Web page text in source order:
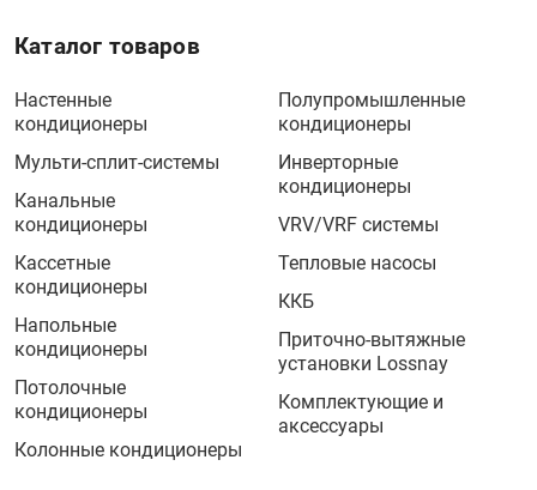
Каталог товаров
Настенные
кондиционеры
Мульти-сплит-системы
Канальные
кондиционеры
Кассетные
кондиционеры
Напольные
кондиционеры
Потолочные
кондиционеры
Колонные кондиционеры
Полупромышленные
кондиционеры
Инверторные
кондиционеры
VRV/VRF системы
Тепловые насосы
ККБ
Приточно-вытяжные
установки Lossnay
Комплектующие и
аксессуары